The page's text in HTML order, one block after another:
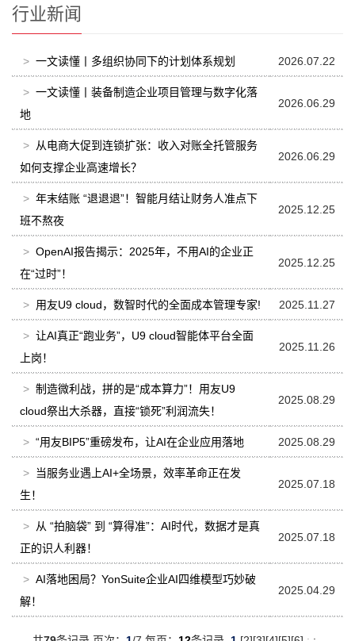
行业新闻
> 一文读懂丨多组织协同下的计划体系规划 2026.07.22
> 一文读懂丨装备制造企业项目管理与数字化落
地
2026.06.29
>
从电商大促到连锁扩张：收入对账全托管服务
如何支撑企业高速增长？
2026.06.29
> 年末结账 “退退退”！智能月结让财务人准点下
班不熬夜
2025.12.25
> OpenAI报告揭示：2025年，不用AI的企业正
在“过时”！
2025.12.25
> 用友U9 cloud，数智时代的全面成本管理专家! 2025.11.27
> 让AI真正“跑业务”，U9 cloud智能体平台全面
上岗！
2025.11.26
> 制造微利战，拼的是“成本算力”！用友U9
cloud祭出大杀器，直接“锁死”利润流失！
2025.08.29
> “用友BIP5”重磅发布，让AI在企业应用落地 2025.08.29
> 当服务业遇上AI+全场景，效率革命正在发
生！
2025.07.18
>
从 “拍脑袋” 到 “算得准”：AI时代，数据才是真
正的识人利器！
2025.07.18
> AI落地困局？YonSuite企业AI四维模型巧妙破
解！
2025.04.29